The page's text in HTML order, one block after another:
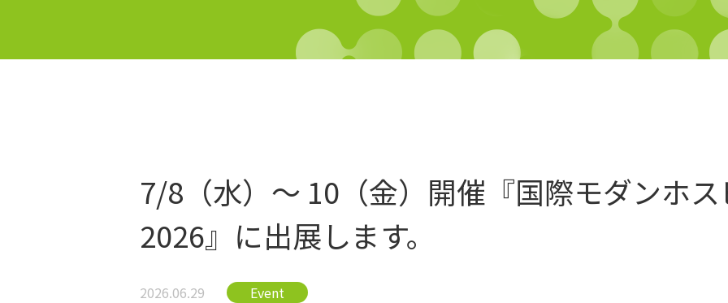
7/8（水）～ 10（金）開催『国際モダンホ
2026』に出展します。
2026.06.29 Event